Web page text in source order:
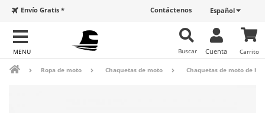
Español
Contáctenos
Envío Gratis *
Carrito
Cuenta
Buscar
Ropa de moto Chaquetas de moto Chaquetas de moto de